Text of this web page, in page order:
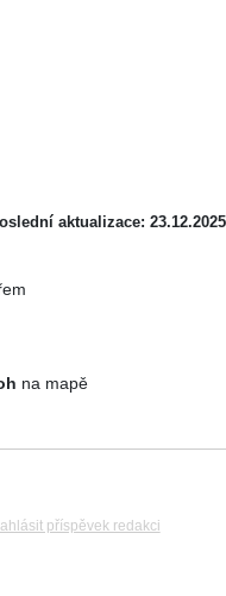
aktualizace: 23.12.2025
na mapě
příspěvek redakci